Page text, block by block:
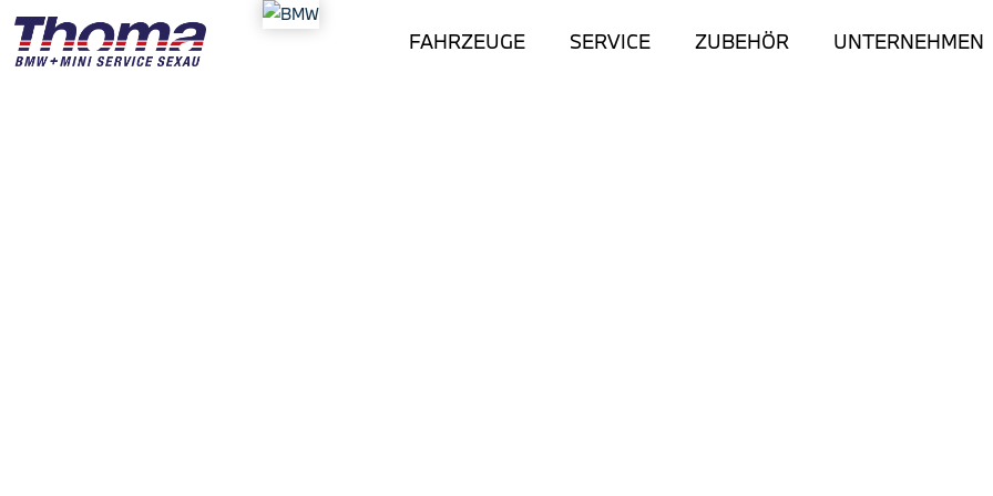
FAHRZEUGE SERVICE ZUBEHÖR UNTERNEHMEN